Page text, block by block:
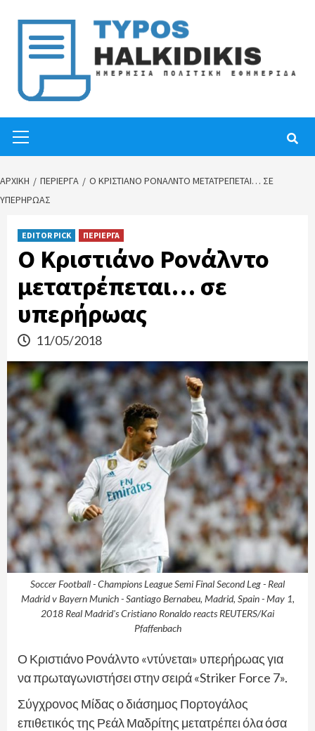
content
Menu
ΑΡΧΙΚΉ ΠΕΡΙΕΡΓΑ
Ο ΚΡΙΣΤΙΆΝΟ ΡΟΝΆΛΝΤΟ ΜΕΤΑΤΡΈΠΕΤΑΙ… ΣΕ
ΥΠΕΡΉΡΩΑΣ
EDITOR PICK ΠΕΡΙΕΡΓΑ
Ο Κριστιάνο Ρονάλντο
μετατρέπεται… σε
υπερήρωας
11/05/2018
Soccer Football - Champions League Semi Final Second Leg - Real
Madrid v Bayern Munich - Santiago Bernabeu, Madrid, Spain - May 1,
2018 Real Madrid's Cristiano Ronaldo reacts REUTERS/Kai
Pfaffenbach
Ο Κριστιάνο Ρονάλντο «ντύνεται» υπερήρωας για
να πρωταγωνιστήσει στην σειρά «Striker Force 7».
Σύγχρονος Μίδας ο διάσημος Πορτογάλος
επιθετικός της Ρεάλ Μαδρίτης μετατρέπει όλα όσα